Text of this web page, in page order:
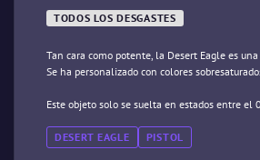
TODOS LOS DESGASTES
Tan cara como potente, la Desert Eagle es
Se ha personalizado con colores
Este objeto solo se suelta en estados entre el
DESERT EAGLE PISTOL